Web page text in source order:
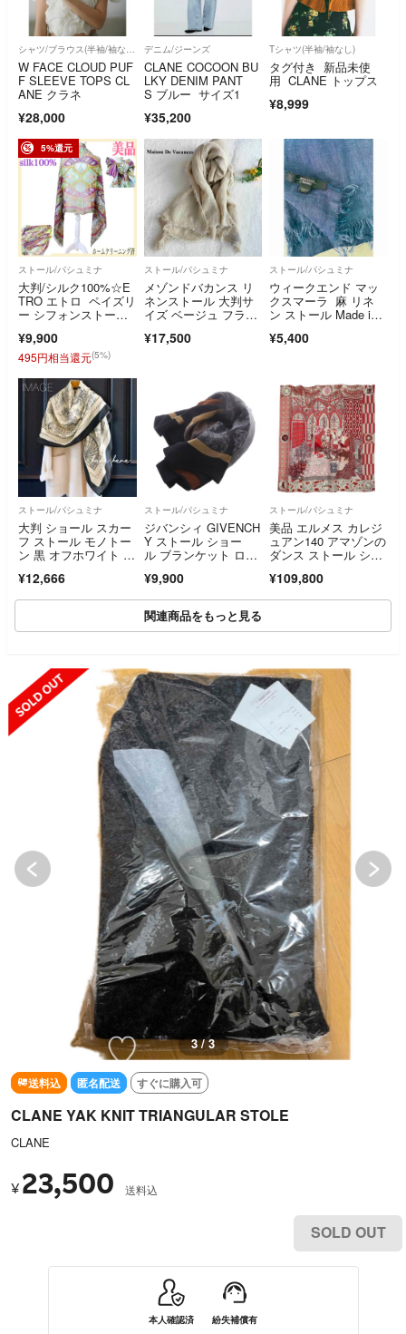
シャツ/ブラウス(半袖/袖なし)
W FACE CLOUD PUF
F SLEEVE TOPS CL
ANE クラネ
¥28,000
デニム/ジーンズ
CLANE COCOON BU
LKY DENIM PANT
S ブルー サイズ1
¥35,200
Tシャツ(半袖/袖なし)
タグ付き 新品未使
用 CLANE トップス
¥8,999
5%還元
ストール/パシュミナ
大判/シルク100%☆E
TRO エトロ ペイズリ
ー シフォンストー
イズリー 総柄 マルチ
カラー1971A
¥9,900
495円相当還元(5%)
ストール/パシュミナ
メゾンドバカンス リ
ネンストール 大判サ
イズ ベージュ フラン
¥17,500
ストール/パシュミナ
ウィークエンド マッ
クスマーラ 麻 リネ
ン ストール Made in I
¥5,400
ストール/パシュミナ
大判 ショール スカー
フ ストール モノトー
ン 黒 オフホワイト エ
リ フランス
¥12,666
ストール/パシュミナ
ジバンシィ GIVENCH
Y ストール ショー
ル ブランケット ロ
¥9,900
ストール/パシュミナ
美品 エルメス カレジ
ュアン140 アマゾンの
ダンス ストール ショ
ヤ レディース HERM
ES 【230-85111】
¥109,800
関連商品をもっと見る
SOLD OUT
3 / 3
送料込 匿名配送 すぐに購入可
CLANE YAK KNIT TRIANGULAR STOLE
CLANE
¥ 23,500 送料込
SOLD OUT
本人確認済 紛失補償有